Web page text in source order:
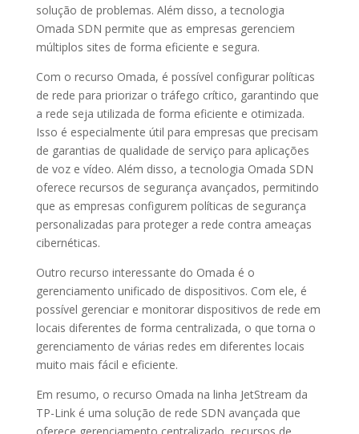
solução de problemas. Além disso, a tecnologia
Omada SDN permite que as empresas gerenciem
múltiplos sites de forma eficiente e segura.
Com o recurso Omada, é possível configurar políticas
de rede para priorizar o tráfego crítico, garantindo que
a rede seja utilizada de forma eficiente e otimizada.
Isso é especialmente útil para empresas que precisam
de garantias de qualidade de serviço para aplicações
de voz e vídeo. Além disso, a tecnologia Omada SDN
oferece recursos de segurança avançados, permitindo
que as empresas configurem políticas de segurança
personalizadas para proteger a rede contra ameaças
cibernéticas.
Outro recurso interessante do Omada é o
gerenciamento unificado de dispositivos. Com ele, é
possível gerenciar e monitorar dispositivos de rede em
locais diferentes de forma centralizada, o que torna o
gerenciamento de várias redes em diferentes locais
muito mais fácil e eficiente.
Em resumo, o recurso Omada na linha JetStream da
TP-Link é uma solução de rede SDN avançada que